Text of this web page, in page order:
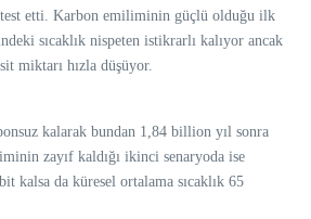
etti. Karbon emiliminin güçlü olduğu ilk
sıcaklık nispeten istikrarlı kalıyor ancak
miktarı hızla düşüyor.
kalarak bundan 1,84 billion yıl sonra
zayıf kaldığı ikinci senaryoda ise
kalsa da küresel ortalama sıcaklık 65